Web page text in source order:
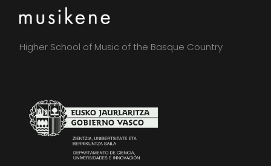
Higher School of Music of the Basque Country